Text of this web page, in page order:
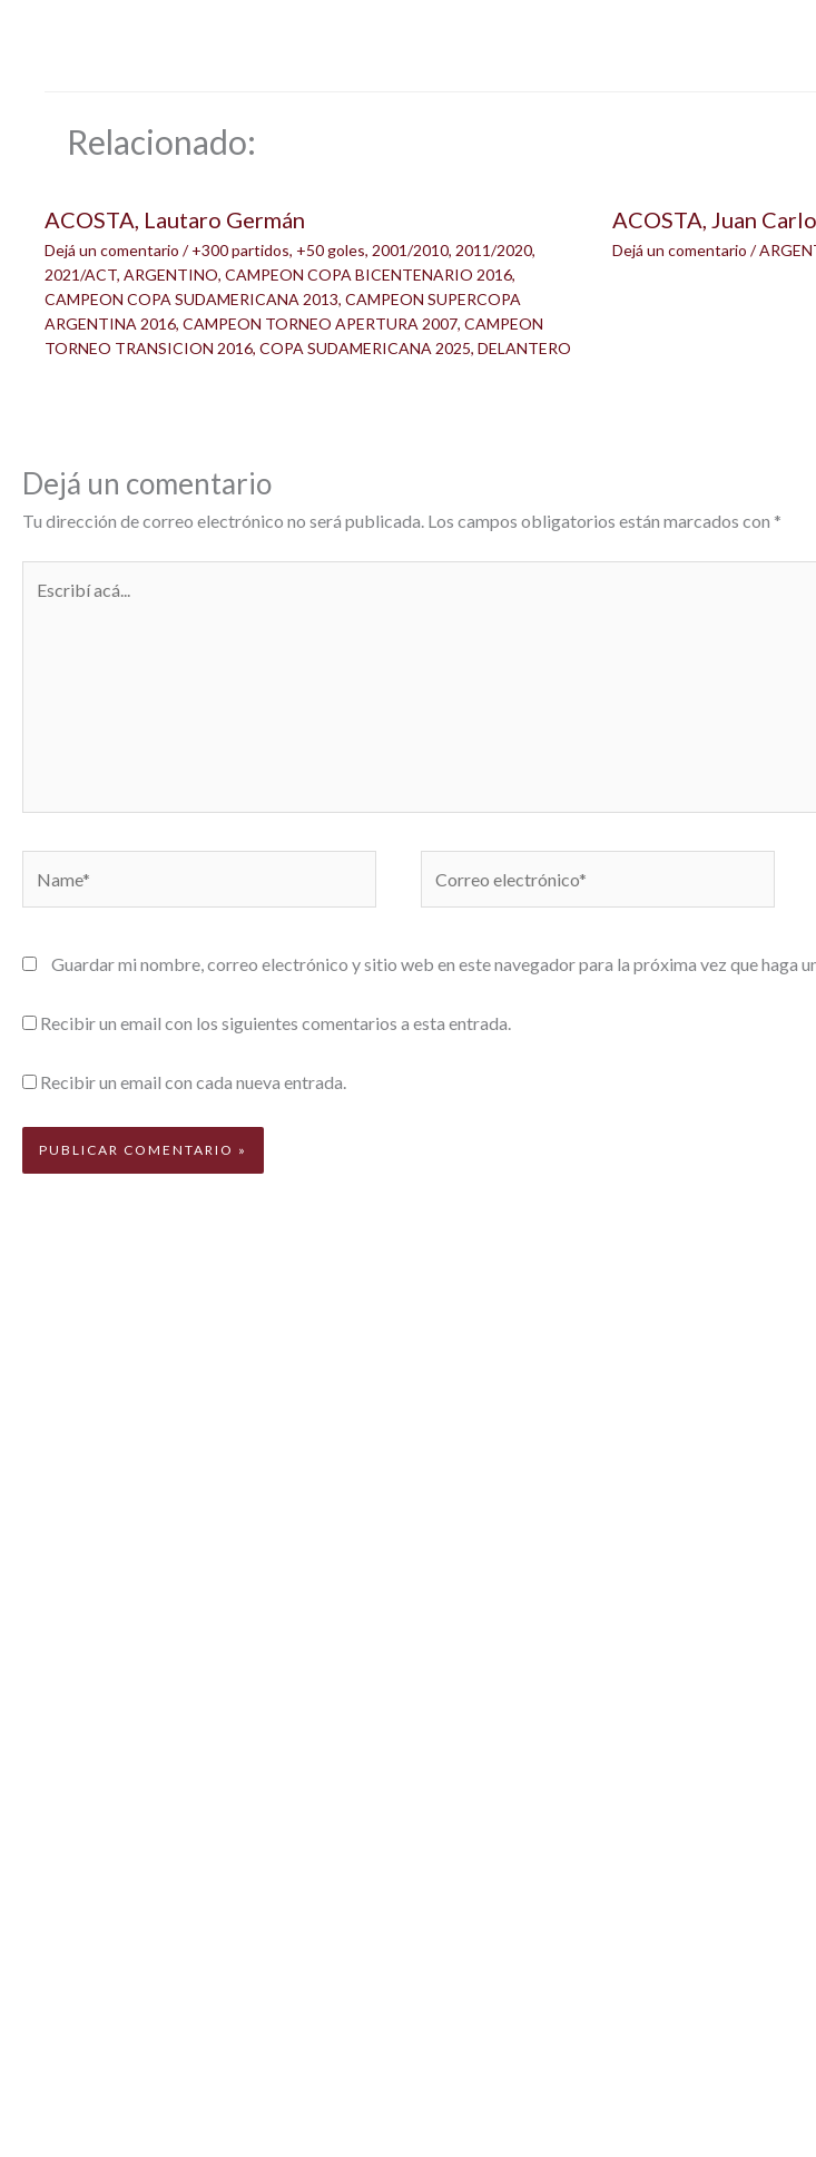
Relacionado:
ACOSTA, Lautaro Germán
Dejá un comentario /+300 partidos, +50 goles, 2001/2010, 2011/2020,
2021/ACT, ARGENTINO, CAMPEON COPA BICENTENARIO 2016,
CAMPEON COPA SUDAMERICANA 2013, CAMPEON SUPERCOPA
ARGENTINA 2016, CAMPEON TORNEO APERTURA 2007, CAMPEON
TORNEO TRANSICION 2016, COPA SUDAMERICANA 2025, DELANTERO
ACOSTA, Juan
Dejá un comentario /
Dejá un comentario
Tu dirección de correo electrónico no será publicada. Los campos obligatorios están marcados con *
acá...
electrónico*
Guardar mi nombre, correo electrónico y sitio web en este navegador para la próxima vez que haga
Recibir un email con los siguientes comentarios a esta entrada.
Recibir un email con cada nueva entrada.